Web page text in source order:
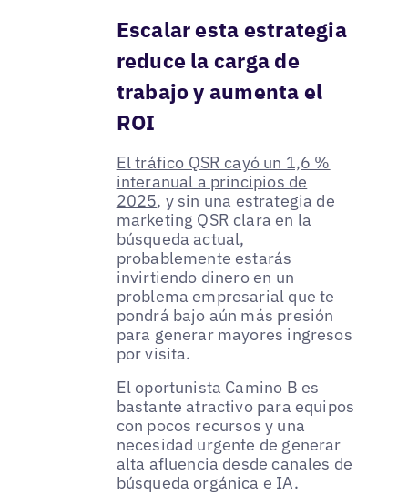
Escalar esta estrategia
reduce la carga de
trabajo y aumenta el
ROI
El tráfico QSR cayó un 1,6 %
interanual a principios de
2025, y sin una estrategia de
marketing QSR clara en la
búsqueda actual,
probablemente estarás
invirtiendo dinero en un
problema empresarial que te
pondrá bajo aún más presión
para generar mayores ingresos
por visita.
El oportunista Camino B es
bastante atractivo para equipos
con pocos recursos y una
necesidad urgente de generar
alta afluencia desde canales de
búsqueda orgánica e IA.